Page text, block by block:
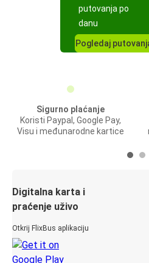
putovanja po
danu
Pogledaj
Sigurno plaćanje
Koristi Paypal, Google Pay,
Visu i međunarodne kartice
Digitalna karta i
praćenje uživo
Otkrij FlixBus aplikaciju